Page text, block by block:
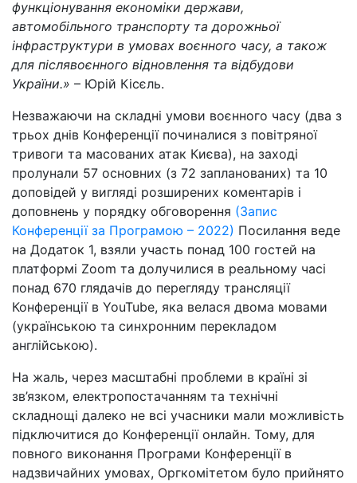
функціонування економіки держави,
автомобільного транспорту та дорожньої
інфраструктури в умовах воєнного часу, а також
для післявоєнного відновлення та відбудови
України.» – Юрій Кісєль.
Незважаючи на складні умови воєнного часу (два з
трьох днів Конференції починалися з повітряної
тривоги та масованих атак Києва), на заході
пролунали 57 основних (з 72 запланованих) та 10
доповідей у вигляді розширених коментарів і
доповнень у порядку обговорення (Запис
Конференції за Програмою – 2022) Посилання веде
на Додаток 1, взяли участь понад 100 гостей на
платформі Zoom та долучилися в реальному часі
понад 670 глядачів до перегляду трансляції
Конференції в YouTube, яка велася двома мовами
(українською та синхронним перекладом
англійською).
На жаль, через масштабні проблеми в країні зі
зв’язком, електропостачанням та технічні
складнощі далеко не всі учасники мали можливість
підключитися до Конференції онлайн. Тому, для
повного виконання Програми Конференції в
надзвичайних умовах, Оргкомітетом було прийнято